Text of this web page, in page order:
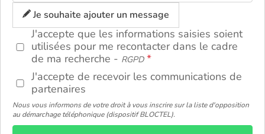
Je souhaite ajouter un message
J'accepte que les informations saisies soient
utilisées pour me recontacter dans le cadre
de ma recherche - RGPD
J'accepte de recevoir les communications de
partenaires
Nous vous informons de votre droit à vous inscrire sur la liste d'opposition
au démarchage téléphonique (dispositif BLOCTEL).